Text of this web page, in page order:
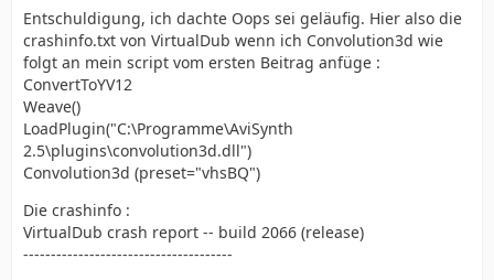
Entschuldigung, ich dachte Oops sei geläufig. Hier also die
crashinfo.txt von VirtualDub wenn ich Convolution3d wie
folgt an mein script vom ersten Beitrag anfüge :
ConvertToYV12
Weave()
LoadPlugin("C:\Programme\AviSynth
2.5\plugins\convolution3d.dll")
Convolution3d (preset="vhsBQ")
Die crashinfo :
VirtualDub crash report -- build 2066 (release)
--------------------------------------